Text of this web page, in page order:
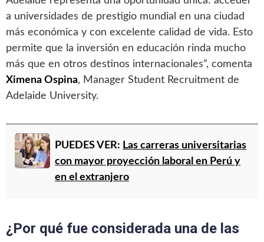
a universidades de prestigio mundial en una ciudad
más económica y con excelente calidad de vida. Esto
permite que la inversión en educación rinda mucho
más que en otros destinos internacionales”, comenta
Ximena Ospina, Manager Student Recruitment de
Adelaide University.
PUEDES VER: Las carreras universitarias
con mayor proyección laboral en Perú y
en el extranjero
¿Por qué fue considerada una de las